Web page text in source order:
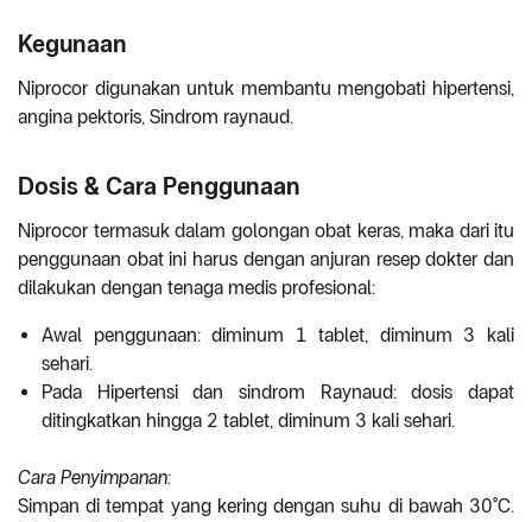
Kegunaan
Niprocor digunakan untuk membantu mengobati hipertensi,
angina pektoris, Sindrom raynaud.
Dosis & Cara Penggunaan
Niprocor termasuk dalam golongan obat keras, maka dari itu
penggunaan obat ini harus dengan anjuran resep dokter dan
dilakukan dengan tenaga medis profesional:
Awal penggunaan: diminum 1 tablet, diminum 3 kali
sehari.
Pada Hipertensi dan sindrom Raynaud: dosis dapat
ditingkatkan hingga 2 tablet, diminum 3 kali sehari.
Cara Penyimpanan:
Simpan di tempat yang kering dengan suhu di bawah 30°C.